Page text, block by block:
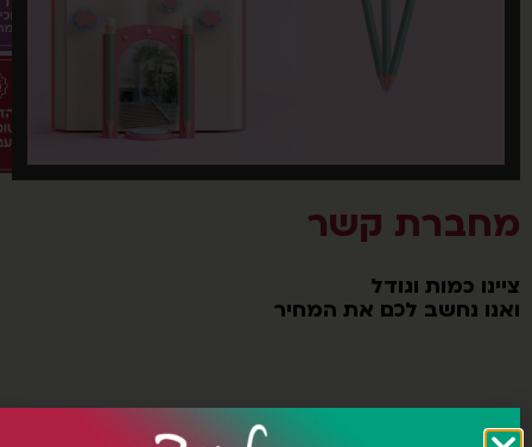
קשר
כמות וגודל
נחשב לכם את המחיר